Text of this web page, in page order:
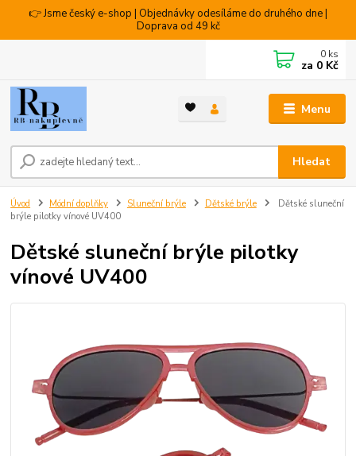
👉 Jsme český e-shop | Objednávky odesíláme do druhého dne |
Doprava od 49 kč
Menu
Hledat
0 ks
za 0 Kč
Úvod Módní doplňky Sluneční brýle Dětské brýle
Dětské sluneční
brýle pilotky vínové UV400
Dětské sluneční brýle pilotky
vínové UV400